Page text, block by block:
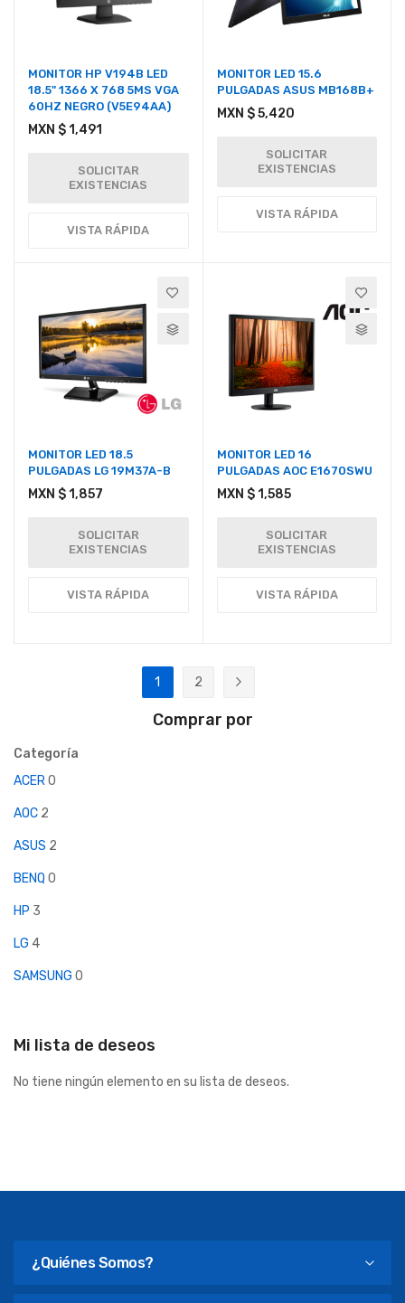
MONITOR HP V194B LED
18.5" 1366 X 768 5MS VGA
60HZ NEGRO (V5E94AA)
MXN $ 1,491
SOLICITAR
EXISTENCIAS
VISTA RÁPIDA
MONITOR LED 15.6
PULGADAS ASUS MB168B+
MXN $ 5,420
SOLICITAR
EXISTENCIAS
VISTA RÁPIDA
MONITOR LED 18.5
PULGADAS LG 19M37A-B
MXN $ 1,857
SOLICITAR
EXISTENCIAS
VISTA RÁPIDA
MONITOR LED 16
PULGADAS AOC E1670SWU
MXN $ 1,585
SOLICITAR
EXISTENCIAS
VISTA RÁPIDA
Página
Actualmente estás leyendo página
1
2
Comprar por
Categoría
ACER0
AOC 2
ASUS 2
BENQ 0
HP 3
LG 4
SAMSUNG 0
Mi lista de deseos
No tiene ningún elemento en su lista de deseos.
¿Quiénes Somos?